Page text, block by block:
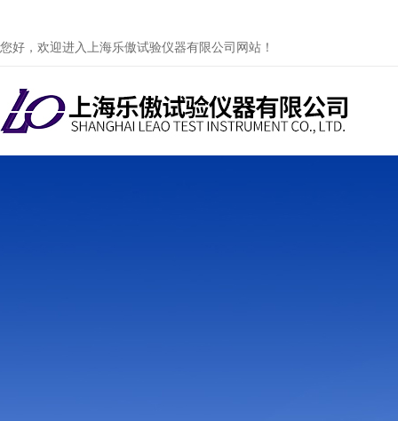
您好，欢迎进入上海乐傲试验仪器有限公司网站！